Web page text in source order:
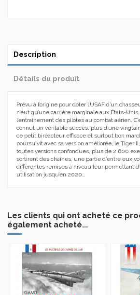
Description
Détails du produit
Prévu à l’origine pour doter l’USAF d’un
n’eut qu’une carrière marginale aux États-
l’entraînement des pilotes au combat aérien.
connut un véritable succès, plus d’une
ce petit biréacteur efficace et surtout bon
poursuivit avec sa version améliorée, le Tiger
toutes versions confondues, plus de 2 600
sortirent des chaînes, une partie d’entre eux
différentes remises à niveau leur permettant
utilisation jusqu’en 2020…
Les clients qui ont acheté ce
également acheté...